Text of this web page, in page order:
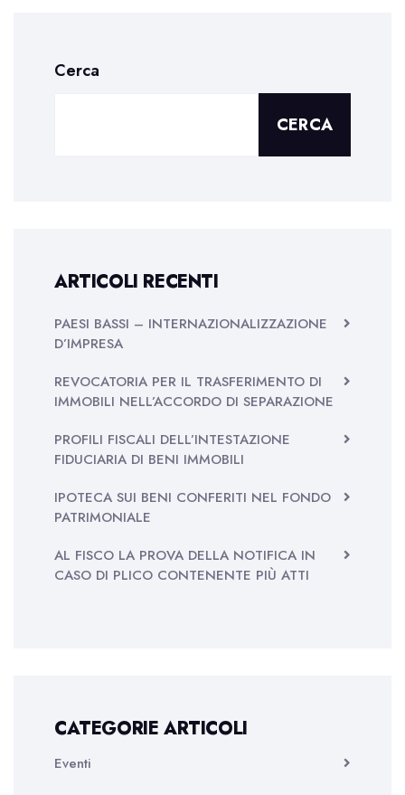
Cerca
CERCA
ARTICOLI RECENTI
PAESI BASSI – INTERNAZIONALIZZAZIONE
D’IMPRESA
REVOCATORIA PER IL TRASFERIMENTO DI
IMMOBILI NELL’ACCORDO DI SEPARAZIONE
PROFILI FISCALI DELL’INTESTAZIONE
FIDUCIARIA DI BENI IMMOBILI
IPOTECA SUI BENI CONFERITI NEL FONDO
PATRIMONIALE
AL FISCO LA PROVA DELLA NOTIFICA IN
CASO DI PLICO CONTENENTE PIÙ ATTI
CATEGORIE ARTICOLI
Eventi